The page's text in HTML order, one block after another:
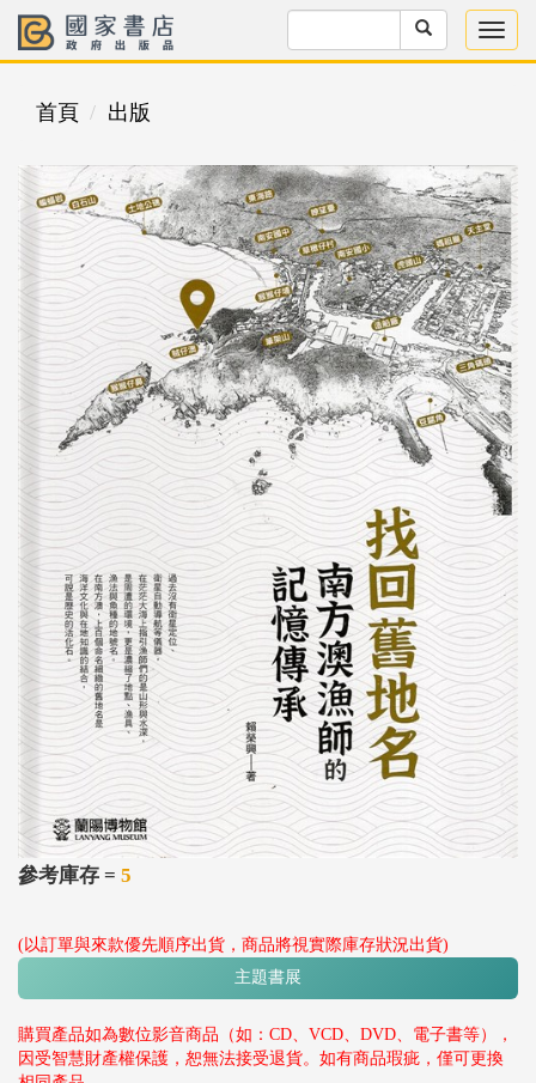
首頁 出版
參考庫存 = 5
(以訂單與來款優先順序出貨，商品將視實際庫存狀況出貨)
主題書展
購買產品如為數位影音商品（如：CD、VCD、DVD、電子書等），
因受智慧財產權保護，恕無法接受退貨。如有商品瑕疵，僅可更換